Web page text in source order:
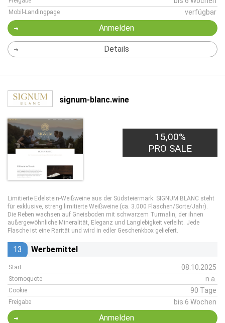
Mobil-Landingpage verfügbar
Anmelden
Details
signum-blanc.wine
15,00%
PRO SALE
Limitierte Edelstein-Weißweine aus der Südsteiermark: SIGNUM BLANC steht
für exklusive, streng limitierte Weißweine (ca. 3.000 Flaschen/Sorte/Jahr).
Die Reben wachsen auf Gneisboden mit schwarzem Turmalin, der ihnen
außergewöhnliche Mineralität, Eleganz und Langlebigkeit verleiht. Jede
Flasche ist eine Rarität und wird in edler Geschenkbox geliefert.
13 Werbemittel
Start 08.10.2025
Stornoquote n.a.
Cookie 90 Tage
Freigabe bis 6 Wochen
Anmelden